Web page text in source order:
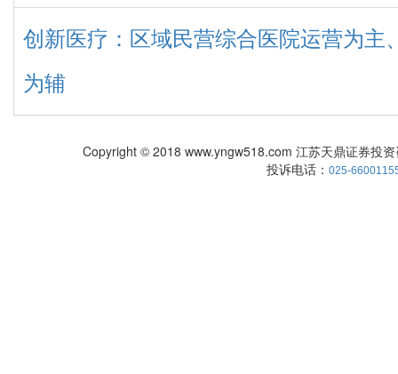
创新医疗：区域民营综合医院运营为主
为辅
Copyright © 2018 www.yngw518.com 江苏天鼎证券投
投诉电话： 025-